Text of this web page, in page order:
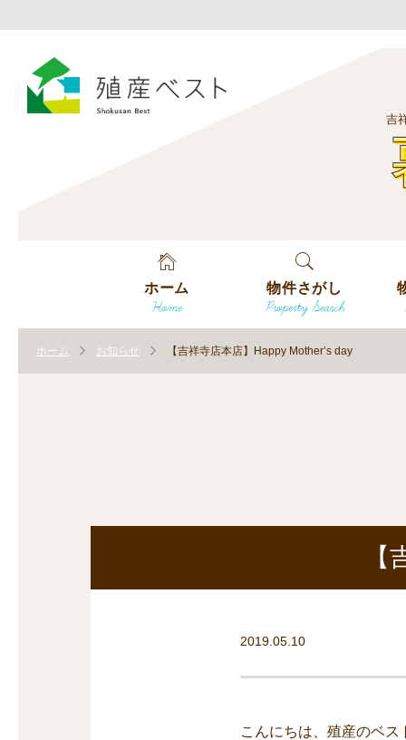
吉
ホーム
Home
物件さがし
Property Search
ホーム お知らせ 【吉祥寺店本店】Happy Mother’s day
2019.05.10
こんにちは、殖産のベ